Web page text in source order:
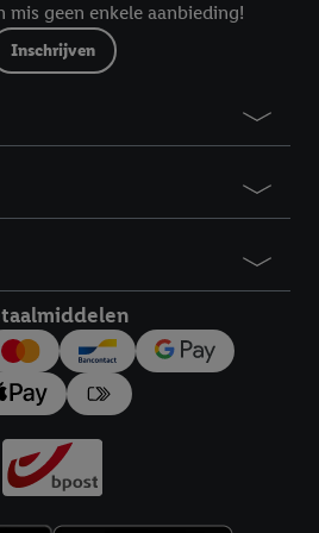
mis geen enkele aanbieding!
Inschrijven